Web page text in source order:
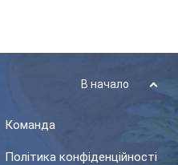
В начало
Команда
Політика конфіденційності